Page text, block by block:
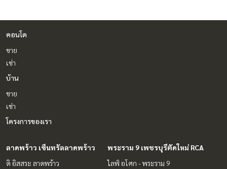
คอนโด
ขาย
เช่า
บ้าน
ขาย
เช่า
โครงการของเรา
ลาดพร้าว เซ็นทรัลลาดพร้าว
ดิ อิสสระ ลาดพร้าว
พระราม 9 เพชรบุรีตัดใหม่ RCA
ไลฟ์ อโศก - พระราม 9